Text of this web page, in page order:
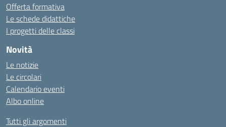
Offerta formativa
Le schede didattiche
I progetti delle classi
Novità
Le notizie
Le circolari
Calendario eventi
Albo online
Tutti gli argomenti